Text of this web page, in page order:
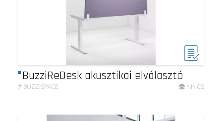
BuzziReDesk akusztikai elválasztó
# BUZZISPACE NINCS